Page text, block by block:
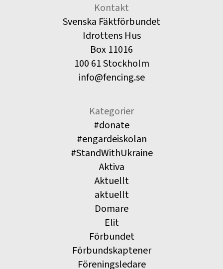
Kontakt
Svenska Fäktförbundet
Idrottens Hus
Box 11016
100 61 Stockholm
info@fencing.se
Kategorier
#donate
#engardeiskolan
#StandWithUkraine
Aktiva
Aktuellt
aktuellt
Domare
Elit
Förbundet
Förbundskaptener
Föreningsledare